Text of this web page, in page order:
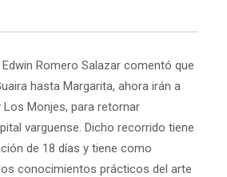
Romero Salazar comentó que
hasta Margarita, ahora irán a
Monjes, para retornar
varguense. Dicho recorrido tiene
de 18 días y tiene como
conocimientos prácticos del arte